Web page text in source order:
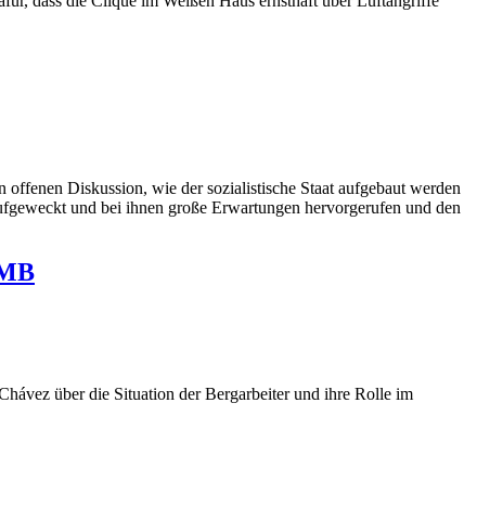
Diskussion, wie der sozialistische Staat aufgebaut werden
und bei ihnen große Erwartungen hervorgerufen und den
über die Situation der Bergarbeiter und ihre Rolle im